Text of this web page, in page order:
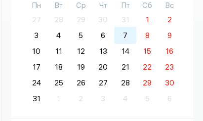
Пн Вт Ср Чт Пт Сб
Вс
27
28 29 30 31 1
2
3
4 5 6 7 8
9
10
11 12 13 14 15
16
17
18 19 20 21 22
23
24
25 26 27 28 29
30
31
1 2 3 4 5 6